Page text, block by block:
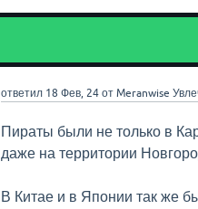
ответил 18 Фев, 24 отMeranwise
Пираты были не только в
даже на территории
В Китае и в Японии так же